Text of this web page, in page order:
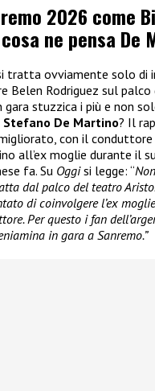
2026 come
ne pensa De
tratta ovviamente solo di
Belen Rodriguez sul palco
stuzzica i più e non
Stefano De Martino? Il
con il
all’ex moglie durante il
fa. Su Oggisi legge: “
dal palco del teatro
di coinvolgere l’ex
Per questo i fan
in gara a Sanremo.”